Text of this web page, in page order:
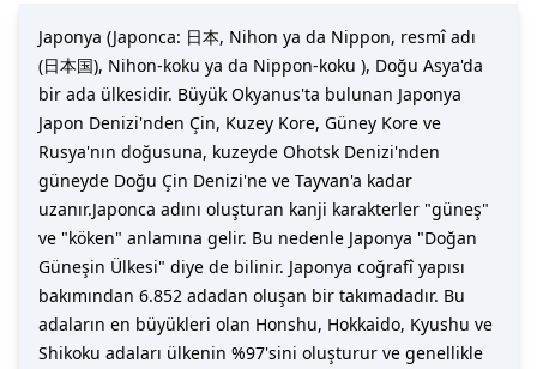
Japonya (Japonca: 日本, Nihon ya da Nippon, resmî adı
(日本国), Nihon-koku ya da Nippon-koku ), Doğu Asya'da
bir ada ülkesidir. Büyük Okyanus'ta bulunan Japonya
Japon Denizi'nden Çin, Kuzey Kore, Güney Kore ve
Rusya'nın doğusuna, kuzeyde Ohotsk Denizi'nden
güneyde Doğu Çin Denizi'ne ve Tayvan'a kadar
uzanır.Japonca adını oluşturan kanji karakterler "güneş"
ve "köken" anlamına gelir. Bu nedenle Japonya "Doğan
Güneşin Ülkesi" diye de bilinir. Japonya coğrafî yapısı
bakımından 6.852 adadan oluşan bir takımadadır. Bu
adaların en büyükleri olan Honshu, Hokkaido, Kyushu ve
Shikoku adaları ülkenin %97'sini oluşturur ve genellikle